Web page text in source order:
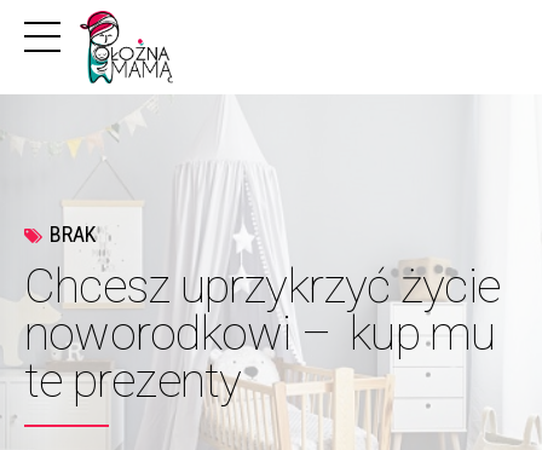
BRAK
Chcesz uprzykrzyć życie
noworodkowi – kup mu
te prezenty